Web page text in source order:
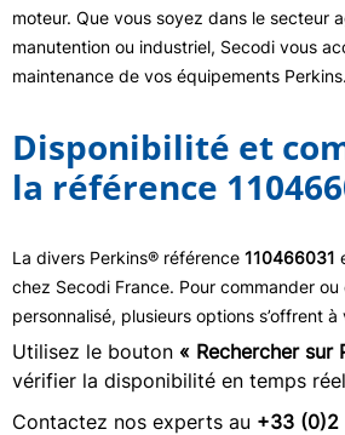
moteur. Que vous soyez dans le secteur
manutention ou industriel, Secodi vous
maintenance de vos équipements Perkins.
Disponibilité et
la référence
La divers Perkins® référence 110466031
chez Secodi France. Pour commander
personnalisé, plusieurs options s’offrent à
Utilisez le bouton « Rechercher sur
vérifier la disponibilité en temps réel
Contactez nos experts au +33 (0)2